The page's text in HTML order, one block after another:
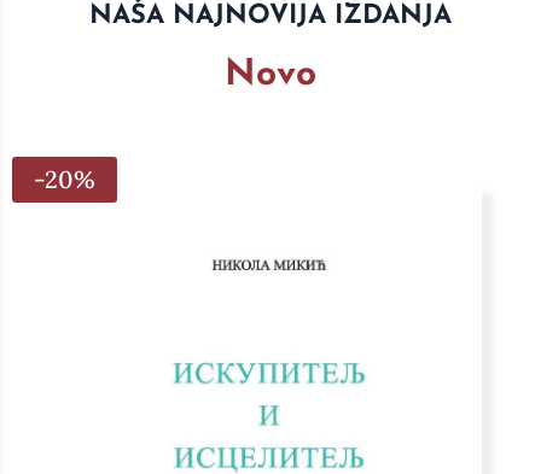
NAŠA NAJNOVIJA IZDANJA
Novo
-20%